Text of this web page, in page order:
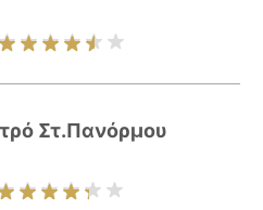
Στ.Πανόρμου